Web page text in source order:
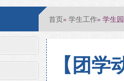
首页» 学生工作» 学生
【团